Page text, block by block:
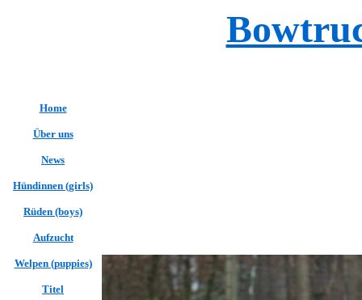
Home
Über uns
News
Hündinnen (girls)
Rüden (boys)
Aufzucht
Welpen (puppies)
Titel